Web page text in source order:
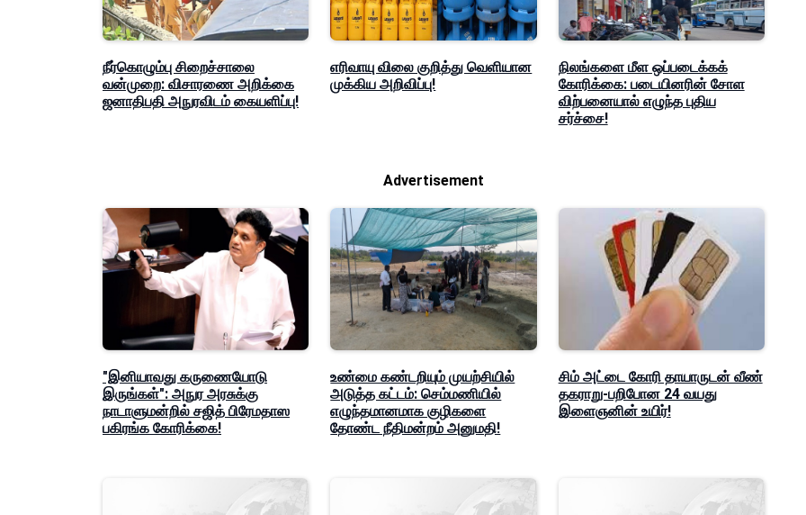
நீர்கொழும்பு சிறைச்சாலை
வன்முறை: விசாரணை அறிக்கை
ஜனாதிபதி அநுரவிடம் கையளிப்பு!
எரிவாயு விலை குறித்து வெளியான
முக்கிய அறிவிப்பு!
நிலங்களை மீள ஒப்படைக்கக்
கோரிக்கை: படையினரின் சோள
விற்பனையால் எழுந்த புதிய
சர்ச்சை!
Advertisement
"இனியாவது கருணையோடு
இருங்கள்": அநுர அரசுக்கு
நாடாளுமன்றில் சஜித் பிரேமதாஸ
பகிரங்க கோரிக்கை!
உண்மை கண்டறியும் முயற்சியில்
அடுத்த கட்டம்: செம்மணியில்
எழுந்தமானமாக குழிகளை
தோண்ட நீதிமன்றம் அனுமதி!
சிம் அட்டை கோரி தாயாருடன் வீண்
தகராறு-பறிபோன 24 வயது
இளைஞனின் உயிர்!